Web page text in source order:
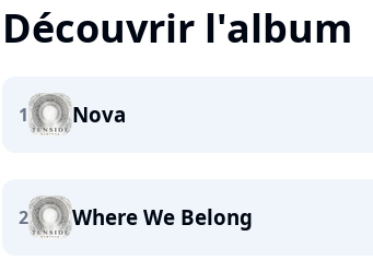
Découvrir l'album
1 Nova
2 Where We Belong